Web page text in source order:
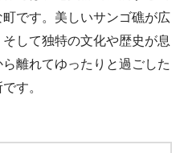
です。美しいサンゴ礁が広
して独特の文化や歴史が息
離れてゆったりと過ごした
す。